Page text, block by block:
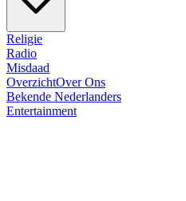
Religie
Radio
Misdaad
OverzichtOver Ons
Bekende Nederlanders
Entertainment